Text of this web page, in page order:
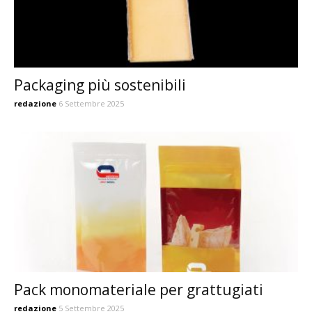
Packaging più sostenibili
redazione 6 Settembre 2025
Pack monomateriale per grattugiati
redazione 5 Settembre 2025